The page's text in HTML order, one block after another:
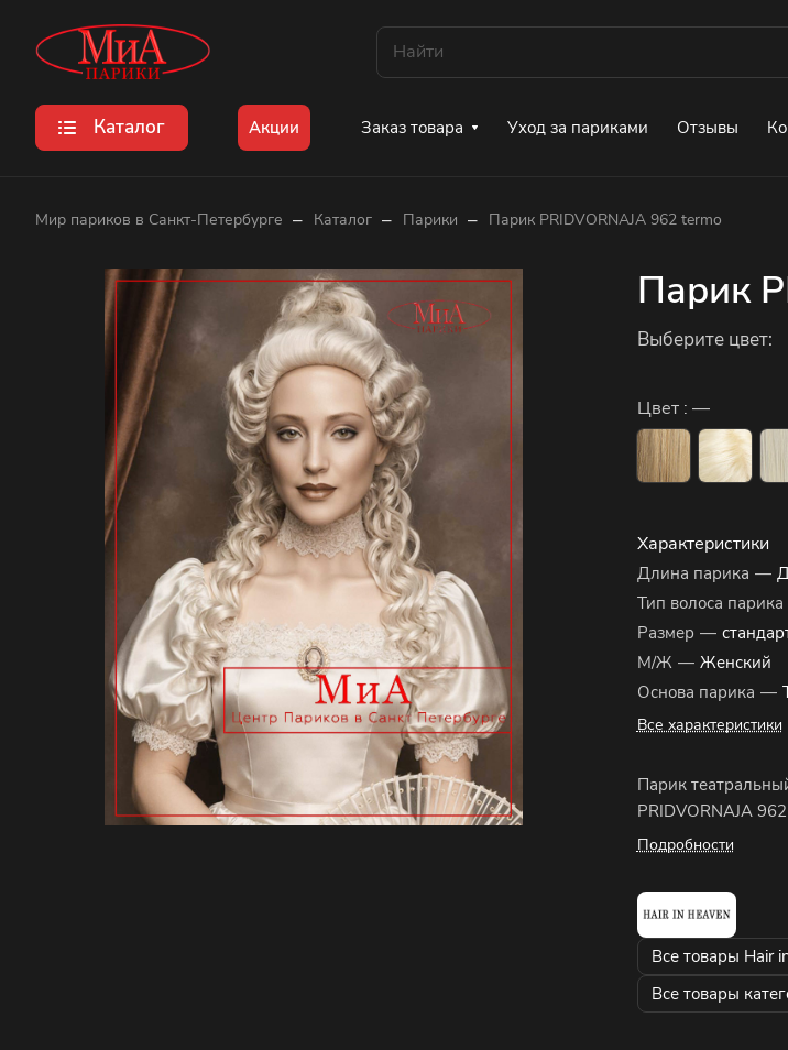
Каталог Акции Заказ товара Уход за париками Отзывы
Мир париков в Санкт-Петербурге – Каталог – Парики – Парик PRIDVORNAJA 962 termo
Парик
Выберите цвет:
Цвет : —
Характеристики
Длина парика —
Тип волоса парика
Размер —
М/Ж — Женский
Основа парика —
Все характеристики
Парик
PRIDVORNAJA
Подробности
Все товары Hair
Все товары